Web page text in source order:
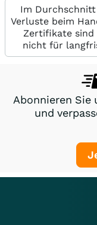
Im
Verluste beim
Zertifikate sind
nicht für
Abonnieren Sie
und